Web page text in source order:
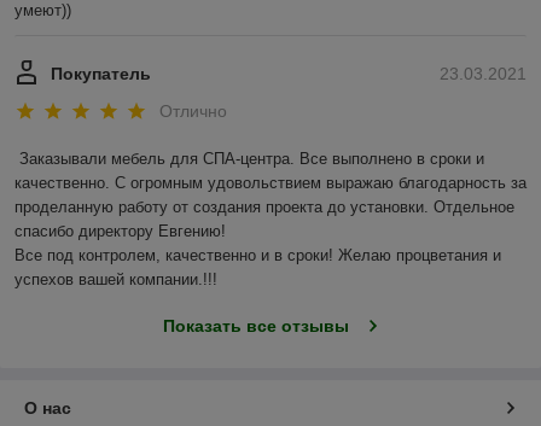
умеют))
23.03.2021
Покупатель
Отлично
Заказывали мебель для СПА-центра. Все выполнено в сроки и
качественно. С огромным удовольствием выражаю благодарность за
проделанную работу от создания проекта до установки. Отдельное
спасибо директору Евгению!
Все под контролем, качественно и в сроки! Желаю процветания и
успехов вашей компании.!!!
Показать все отзывы
О нас